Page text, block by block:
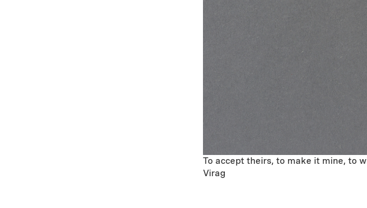
To accept theirs, to make it mine, to
Virag